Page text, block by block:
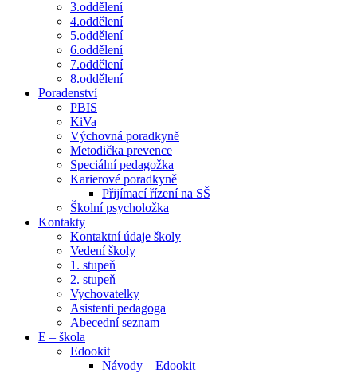
3.oddělení
4.oddělení
5.oddělení
6.oddělení
7.oddělení
8.oddělení
Poradenství
PBIS
KiVa
Výchovná poradkyně
Metodička prevence
Speciální pedagožka
Karierové poradkyně
Přijímací řízení na SŠ
Školní psycholožka
Kontakty
Kontaktní údaje školy
Vedení školy
1. stupeň
2. stupeň
Vychovatelky
Asistenti pedagoga
Abecední seznam
E – škola
Edookit
Návody – Edookit